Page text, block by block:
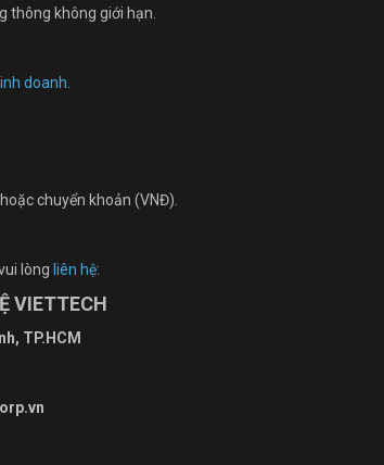
thông không giới hạn.
doanh.
chuyển khoản (VNĐ).
lòng liên hệ:
VIETTECH
TP.HCM